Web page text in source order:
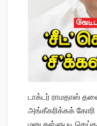
டாக்டர் ராமதாஸ்
அங்கீகரிக்கக்
மனு தள்ளுபடி